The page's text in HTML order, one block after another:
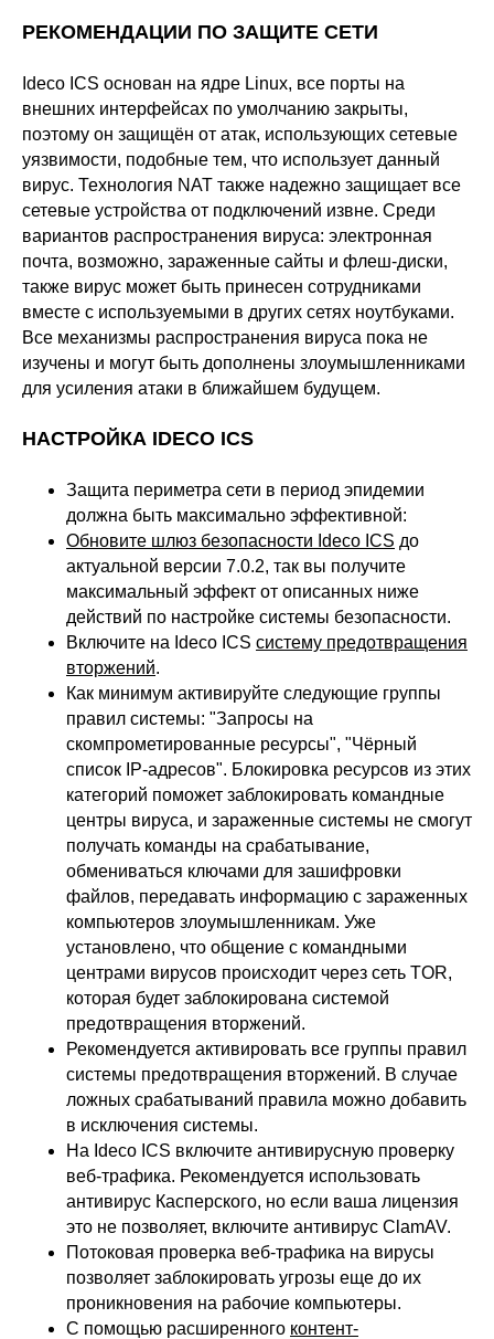
РЕКОМЕНДАЦИИ ПО ЗАЩИТЕ СЕТИ
Ideco ICS основан на ядре Linux, все порты на
внешних интерфейсах по умолчанию закрыты,
поэтому он защищён от атак, использующих сетевые
уязвимости, подобные тем, что использует данный
вирус. Технология NAT также надежно защищает все
сетевые устройства от подключений извне. Среди
вариантов распространения вируса: электронная
почта, возможно, зараженные сайты и флеш-диски,
также вирус может быть принесен сотрудниками
вместе с используемыми в других сетях ноутбуками.
Все механизмы распространения вируса пока не
изучены и могут быть дополнены злоумышленниками
для усиления атаки в ближайшем будущем.
НАСТРОЙКА IDECO ICS
Защита периметра сети в период эпидемии
должна быть максимально эффективной:
Обновите шлюз безопасности Ideco ICS до
актуальной версии 7.0.2, так вы получите
максимальный эффект от описанных ниже
действий по настройке системы безопасности.
Включите на Ideco ICS систему предотвращения
вторжений.
Как минимум активируйте следующие группы
правил системы: "Запросы на
скомпрометированные ресурсы", "Чёрный
список IP-адресов". Блокировка ресурсов из этих
категорий поможет заблокировать командные
центры вируса, и зараженные системы не смогут
получать команды на срабатывание,
обмениваться ключами для зашифровки
файлов, передавать информацию с зараженных
компьютеров злоумышленникам. Уже
установлено, что общение с командными
центрами вирусов происходит через сеть TOR,
которая будет заблокирована системой
предотвращения вторжений.
Рекомендуется активировать все группы правил
системы предотвращения вторжений. В случае
ложных срабатываний правила можно добавить
в исключения системы.
На Ideco ICS включите антивирусную проверку
веб-трафика. Рекомендуется использовать
антивирус Касперского, но если ваша лицензия
это не позволяет, включите антивирус ClamAV.
Потоковая проверка веб-трафика на вирусы
позволяет заблокировать угрозы еще до их
проникновения на рабочие компьютеры.
С помощью расширенного контент-